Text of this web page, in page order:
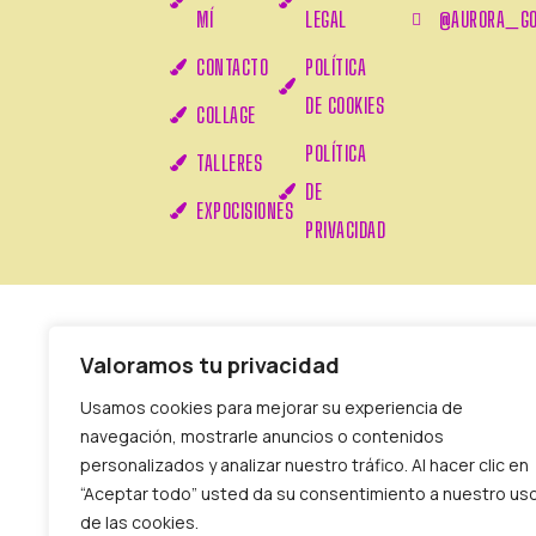
Valoramos tu privacidad
Usamos cookies para mejorar su experiencia de
navegación, mostrarle anuncios o contenidos
personalizados y analizar nuestro tráfico. Al hacer clic en
“Aceptar todo” usted da su consentimiento a nuestro
de las cookies.
MÍ
CONTACTO
COLLAGE
TALLERES
EXPOCISIONES
LEGAL
POLÍTICA
DE COOKIES
POLÍTICA
DE
PRIVACIDAD